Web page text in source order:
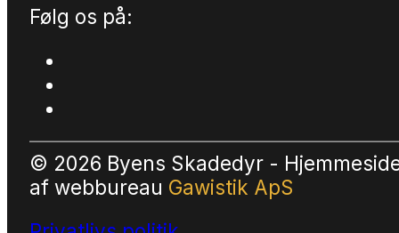
Følg os på:
© 2026 Byens Skadedyr -
af webbureau Gawistik ApS